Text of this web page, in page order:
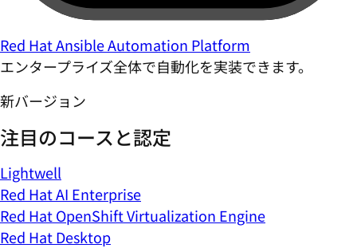
Red Hat Ansible Automation Platform
エンタープライズ全体で自動化を実装できます。
新バージョン
注目のコースと認定
Lightwell
Red Hat AI Enterprise
Red Hat OpenShift Virtualization Engine
Red Hat Desktop